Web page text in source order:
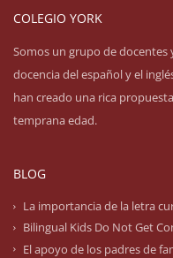
COLEGIO YORK
Somos un grupo de
docencia del español y el
han creado una rica
temprana edad.
BLOG
La importancia de la letra
Bilingual Kids Do Not Get
El apoyo de los padres de